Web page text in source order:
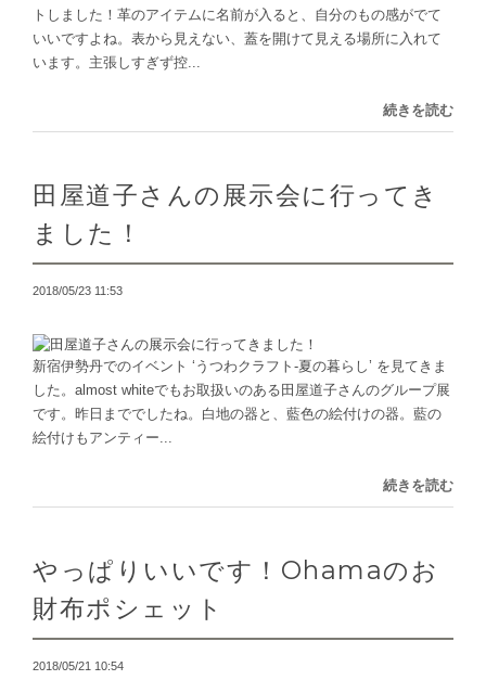
トしました！革のアイテムに名前が入ると、自分のもの感がでて
いいですよね。表から見えない、蓋を開けて見える場所に入れて
います。主張しすぎず控...
続きを読む
田屋道子さんの展示会に行ってき
ました！
2018/05/23 11:53
新宿伊勢丹でのイベント ‘うつわクラフト-夏の暮らし’ を見てきま
した。almost whiteでもお取扱いのある田屋道子さんのグループ展
です。昨日まででしたね。白地の器と、藍色の絵付けの器。藍の
絵付けもアンティー...
続きを読む
やっぱりいいです！Ohamaのお
財布ポシェット
2018/05/21 10:54